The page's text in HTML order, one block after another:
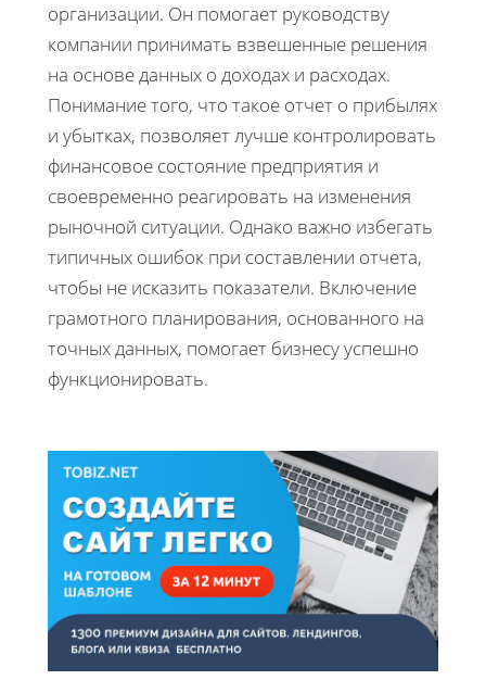
организации. Он помогает руководству
компании принимать взвешенные решения
на основе данных о доходах и расходах.
Понимание того, что такое отчет о прибылях
и убытках, позволяет лучше контролировать
финансовое состояние предприятия и
своевременно реагировать на изменения
рыночной ситуации. Однако важно избегать
типичных ошибок при составлении отчета,
чтобы не исказить показатели. Включение
грамотного планирования, основанного на
точных данных, помогает бизнесу успешно
функционировать.